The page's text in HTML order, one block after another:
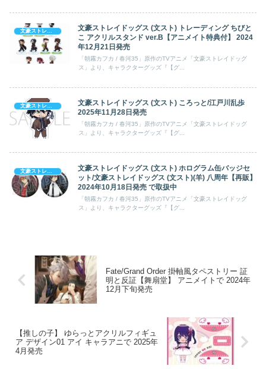
文豪ストレイドッグス
文豪ストレイドッグス (文スト) トレーディング ちびと
こ アクリルスタンド ver.B【アニメイト特典付】 2024
年12月21日発売
「朝霧カフカ / 春河35」原作のTVアニメ「文豪ストレイドッグ
ス」より、キャラクターグッズ『【グ...
文豪ストレイドッグス
文豪ストレイドッグス (文スト) ころっと/江戸川乱歩
2025年11月28日発売
「朝霧カフカ / 春河35」原作のTVアニメ「文豪ストレイドッグ
ス」より、キャラクターグッズ『【グ...
文豪ストレイドッグス
文豪ストレイドッグス (文スト) ホログラム缶バッジセ
ット/文豪ストレイドッグス (文スト)(羊) 八周年【再販】
2024年10月18日発売 で取扱中
「朝霧カフカ / 春河35」原作のTVアニメ「文豪ストレイドッグ
ス」より、キャラクターグッズ『【グ...
Fate/Grand Order 掛軸風タペストリー 証
明と反証【舞扇堂】 アニメイトで 2024年
12月下旬発売
【推しの子】 ゆらっとアクリルフィギュ
ア デザイン01 アイ キャラアニで 2025年
4月発売